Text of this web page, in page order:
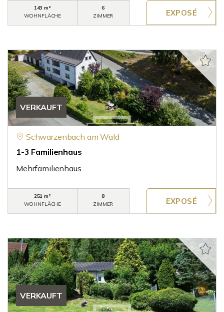
143 m²
WOHNFLÄCHE
6
ZIMMER
VERKAUFT
Schwarzenbach am Wald
1-3 Familienhaus
Mehrfamilienhaus
251 m²
WOHNFLÄCHE
8
ZIMMER
VERKAUFT